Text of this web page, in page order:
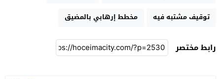
توقيف مشتبه فيه
مخطط إرهابي بالمضيق
رابط مختصر